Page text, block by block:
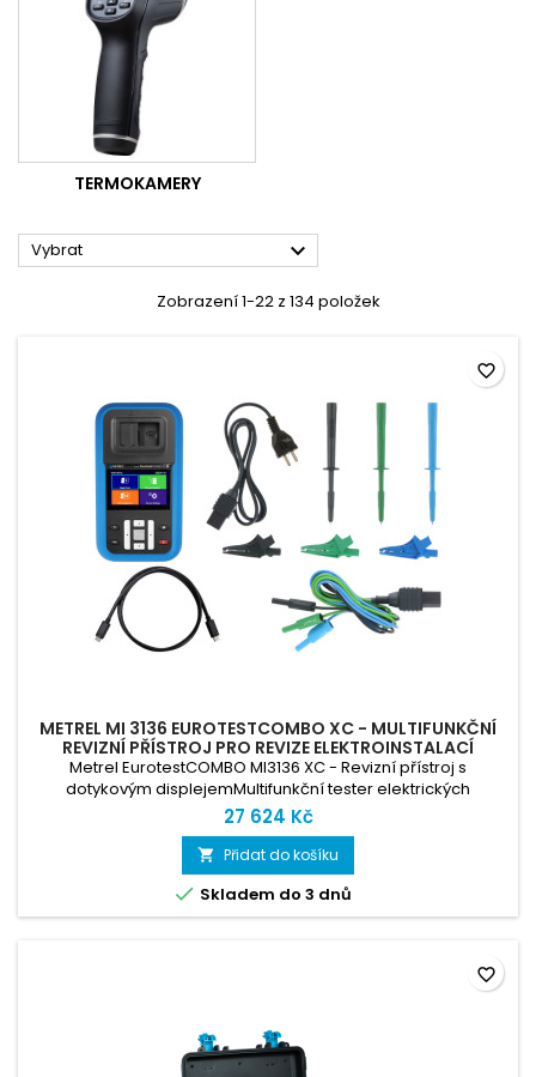
TERMOKAMERY
Vybrat 
Zobrazení 1-22 z 134 položek
METREL MI 3136 EUROTESTCOMBO XC - MULTIFUNKČNÍ
REVIZNÍ PŘÍSTROJ PRO REVIZE ELEKTROINSTALACÍ
Metrel EurotestCOMBO MI3136 XC - Revizní přístroj s
dotykovým displejemMultifunkční tester elektrických
instalací MI 3136 EurotestCOMBO XC je výjimečnou volbou pro
každého, kdo vyžaduje spolehlivé, legislativně vyhovující a
uživatelsky přívětivé testování bezpečnosti. Díky
kompaktnímu a přenosnému designu je vhodný pro širokou
škálu aplikací, přičemž...
27 624 Kč
 Přidat do košíku
 Skladem do 3 dnů
favorite_border
favorite_border